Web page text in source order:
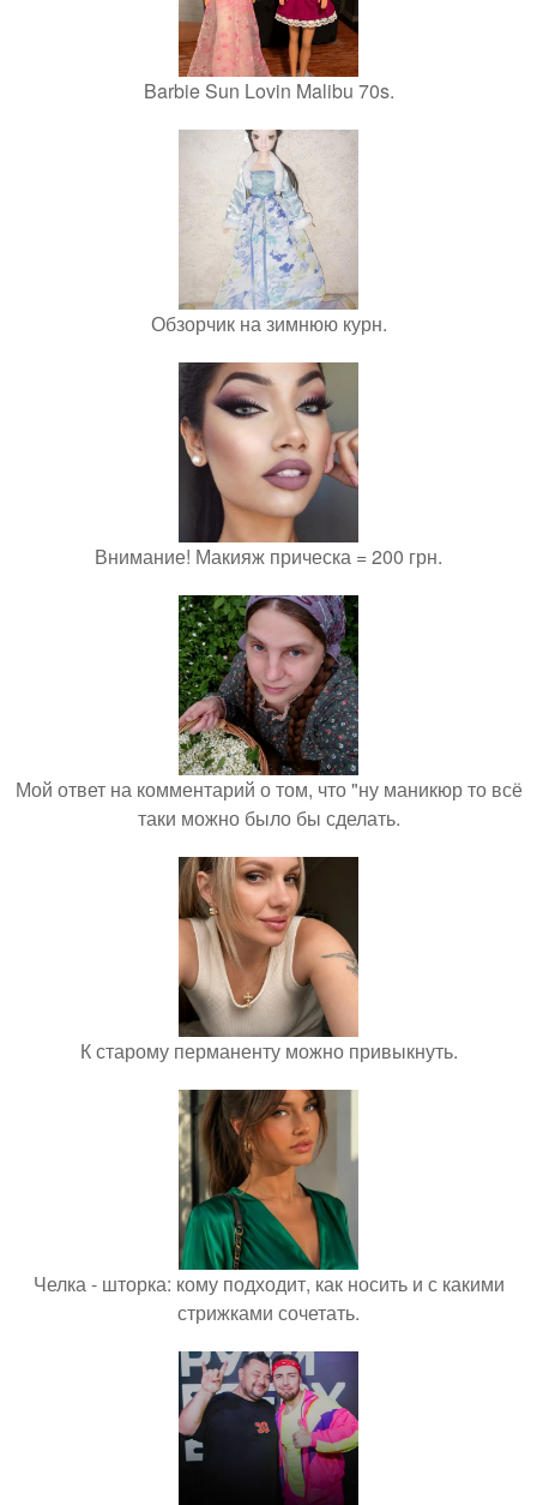
Barbie Sun Lovin Malibu 70s.
Обзорчик на зимнюю курн.
Внимание! Макияж прическа = 200 грн.
Мой ответ на комментарий о том, что "ну маникюр то всё
таки можно было бы сделать.
К старому перманенту можно привыкнуть.
Челка - шторка: кому подходит, как носить и с какими
стрижками сочетать.